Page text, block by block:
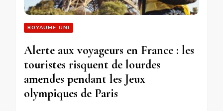
ROYAUME-UNI
Alerte aux voyageurs en France : les
touristes risquent de lourdes
amendes pendant les Jeux
olympiques de Paris